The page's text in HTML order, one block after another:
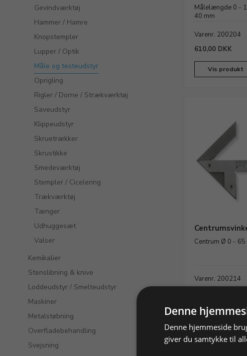
Gevindværktøj
Hammer / Hamre
Knopstempler
Lupper / Optik
Måle og testeudstyr
Oprigling
Rigler / Dorne / Strækværktøj
Saveudstyr
Klippeudstyr
Skruetrækker
Skrustikke
Smedeværktøj
Stempler / Cicelering
Trækværktøj
Tænger
Udhuggesæt
Valser
Kemikalier
Stenslibning & knive
Loddeudstyr / Smelteudstyr
Maskiner
Metalstøbning
Overfladebehandling
Svejsning
Målelængde 0 -
40 mm
Varenr. 200204
610,00 DKK
Vis produkt
Centrum Ø 0 - 65
Varenr. 200214
Vis produkt
Denne
Denne hjemmeside
giver du samtykke til